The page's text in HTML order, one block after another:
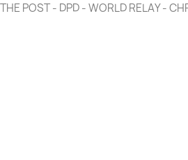
THE POST - DPD - WORLD RELAY -